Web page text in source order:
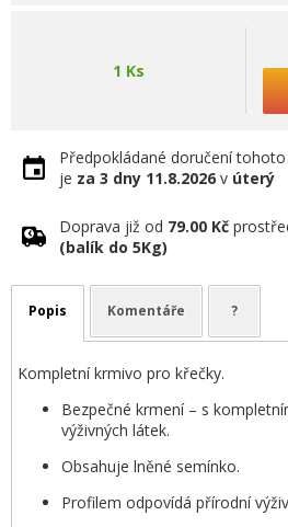
1 Ks
Předpokládané doručení
je za 3 dny 11.8.2026 v úterý
Doprava již od 79.00 Kč
(balík do 5Kg)
Popis Komentáře ?
Kompletní krmivo pro křečky.
Bezpečné krmení – s
výživných látek.
Obsahuje lněné semínko.
Profilem odpovídá přírodní